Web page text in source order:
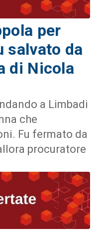
per
salvato da
di Nicola
a Limbadi
che
Fu fermato da
procuratore